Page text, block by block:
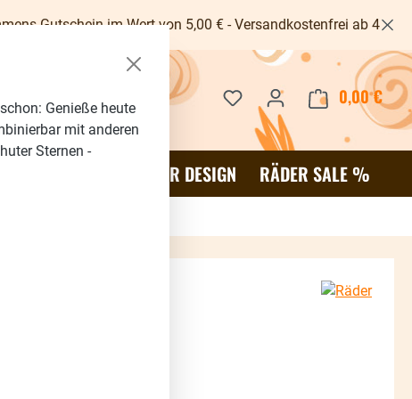
im Wert von 5,00 € - Versandkostenfrei ab 40€ -
Du hast 0 Produkte auf dem
0,00 €
RÄDER DESIGN RÄDER SALE %
Genieße heute
mit anderen
Sternen -